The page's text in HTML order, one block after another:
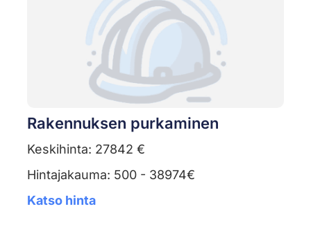
Rakennuksen purkaminen
Keskihinta: 27842 €
Hintajakauma: 500 - 38974€
Katso hinta